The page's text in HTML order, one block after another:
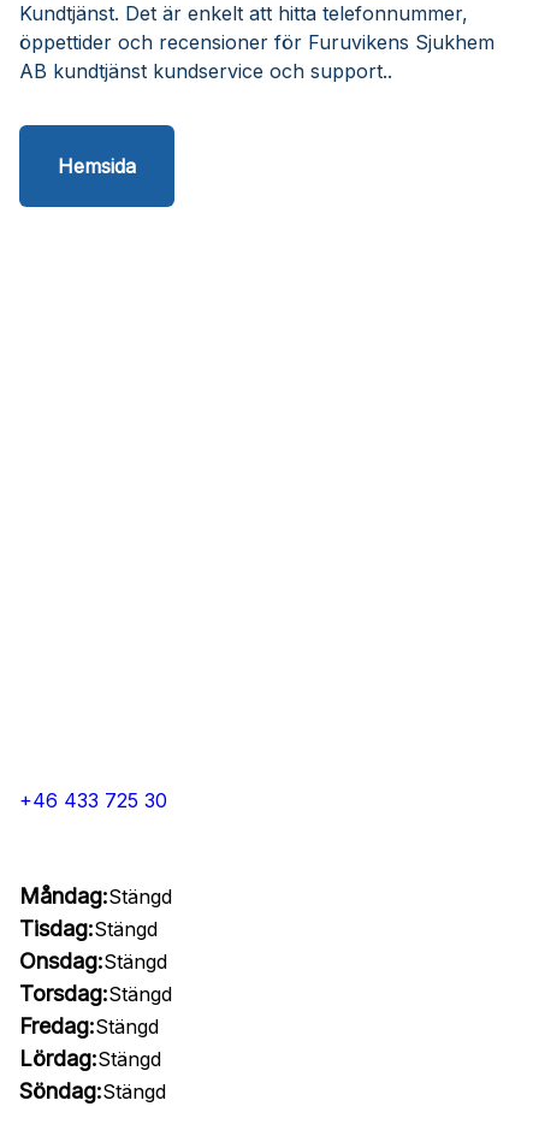
Kundtjänst. Det är enkelt att hitta telefonnummer,
öppettider och recensioner för Furuvikens Sjukhem
AB kundtjänst kundservice och support..
Hemsida
+46 433 725 30
Måndag:Stängd
Tisdag:Stängd
Onsdag:Stängd
Torsdag:Stängd
Fredag:Stängd
Lördag:Stängd
Söndag:Stängd